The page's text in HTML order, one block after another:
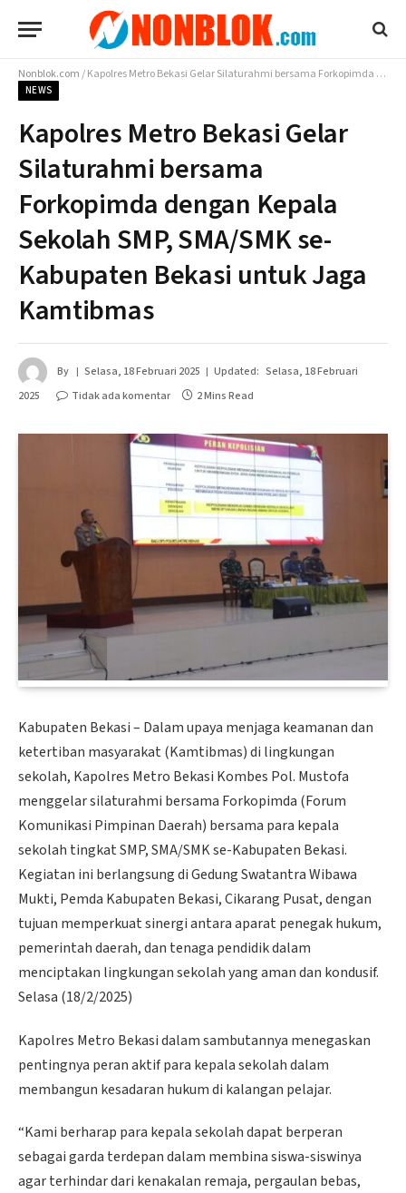
Nonblok.com/Kapolres Metro Bekasi Gelar Silaturahmi bersama Forkopimda dengan Kepala Sekolah SMP, SMA/SMK se-Kabupaten Bekasi untuk Jaga Kamtibmas
NEWS
Kapolres Metro Bekasi Gelar
Silaturahmi bersama
Forkopimda dengan Kepala
Sekolah SMP, SMA/SMK se-
Kabupaten Bekasi untuk Jaga
Kamtibmas
By Selasa, 18 Februari 2025 Updated: Selasa, 18 Februari
2025
Tidak ada komentar 2 Mins Read
Kabupaten Bekasi – Dalam upaya menjaga keamanan dan
ketertiban masyarakat (Kamtibmas) di lingkungan
sekolah, Kapolres Metro Bekasi Kombes Pol. Mustofa
menggelar silaturahmi bersama Forkopimda (Forum
Komunikasi Pimpinan Daerah) bersama para kepala
sekolah tingkat SMP, SMA/SMK se-Kabupaten Bekasi.
Kegiatan ini berlangsung di Gedung Swatantra Wibawa
Mukti, Pemda Kabupaten Bekasi, Cikarang Pusat, dengan
tujuan memperkuat sinergi antara aparat penegak hukum,
pemerintah daerah, dan tenaga pendidik dalam
menciptakan lingkungan sekolah yang aman dan kondusif.
Selasa (18/2/2025)
Kapolres Metro Bekasi dalam sambutannya menegaskan
pentingnya peran aktif para kepala sekolah dalam
membangun kesadaran hukum di kalangan pelajar.
“Kami berharap para kepala sekolah dapat berperan
sebagai garda terdepan dalam membina siswa-siswinya
agar terhindar dari kenakalan remaja, pergaulan bebas,